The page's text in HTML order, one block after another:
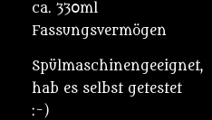
ca. 330ml
Fassungsvermögen
Spülmaschinengeeignet,
hab es selbst getestet
:-)